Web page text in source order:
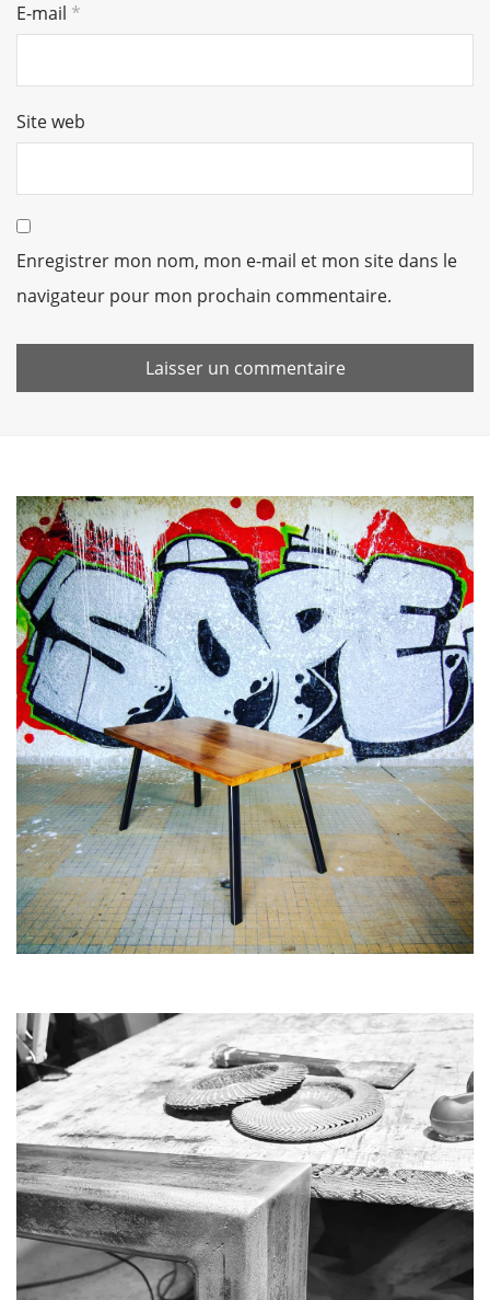
E-mail *
Site web
Enregistrer mon nom, mon e-mail et mon site dans le
navigateur pour mon prochain commentaire.